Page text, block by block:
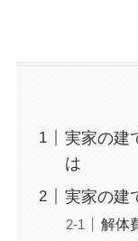
実家の建
は
実家の建
解体